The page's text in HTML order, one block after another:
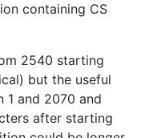
containing CS
2540 starting
but the useful
1 and 2070 and
after starting